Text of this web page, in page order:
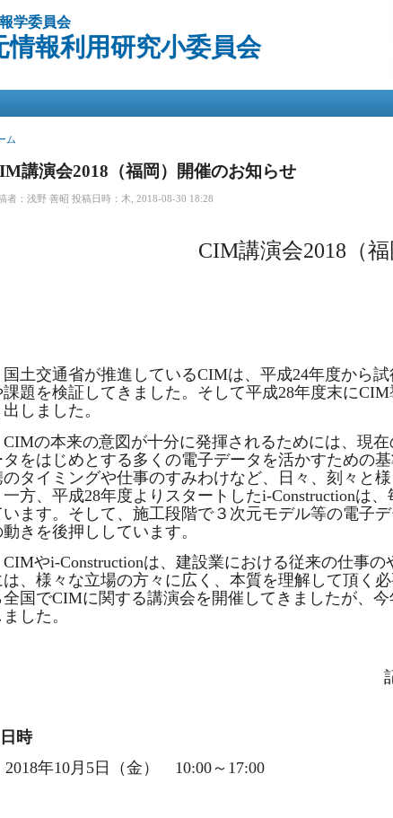
ン
コ
移
動
学委員会
情報利用研究小委員会
地
ム
講演会2018（福岡）開催のお知らせ
者： 浅野 善昭 投稿日時：木, 2018-08-30 18:28
CIM講演会2018（
土交通省が推進しているCIMは、平成24年度から
課題を検証してきました。そして平成28年度末に
出しました。
の本来の意図が十分に発揮されるためには、現
タをはじめとする多くの電子データを活かすための
のタイミングや仕事のすみわけなど、日々、刻々と
方、平成28年度よりスタートしたi-Constructionは
います。そして、施工段階で３次元モデル等の電子
きを後押ししています。
やi-Constructionは、建設業における従来の仕事
は、様々な立場の方々に広く、本質を理解して頂く
全国でCIMに関する講演会を開催してきましたが、
ました。
時
2018年10月5日（金） 10:00～17:00